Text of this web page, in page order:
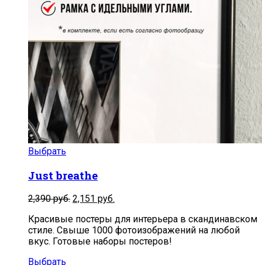
Выбрать
Just breathe
2,390руб. 2,151 руб.
Красивые постеры для интерьера в скандинавском
стиле. Свыше 1000 фотоизображений на любой
вкус. Готовые наборы постеров!
Выбрать